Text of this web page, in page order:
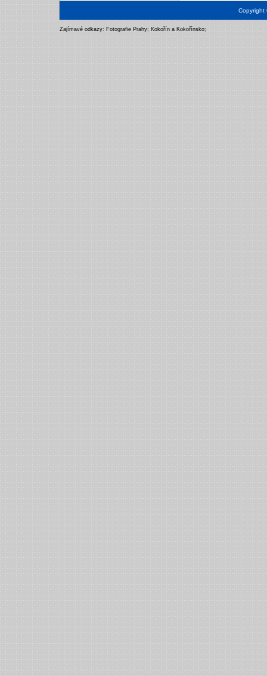
Zajímavé odkazy: Fotografie Prahy; Kokořín a Kokořínsko;